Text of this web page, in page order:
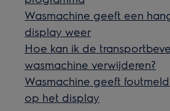
Wasmachine geeft een
display weer
Hoe kan ik de
wasmachine verwijderen?
Wasmachine geeft
op het display